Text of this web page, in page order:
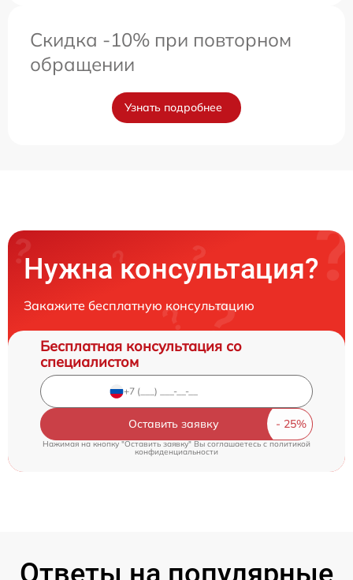
Скидка -10% при повторном
обращении
Узнать подробнее
Нужна консультация?
Закажите бесплатную консультацию
Бесплатная консультация со
специалистом
Оставить заявку
Нажимая на кнопку "Оставить заявку" Вы соглашаетесь cполитикой
конфиденциальности